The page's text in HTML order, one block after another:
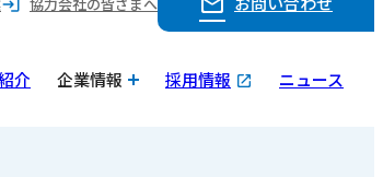
介 企業情報 採用情報 ニュース